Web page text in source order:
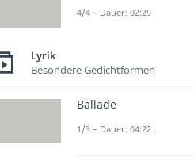
4/4 – Dauer: 02:29
Lyrik
Besondere Gedichtformen
Ballade
1/3 – Dauer: 04:22